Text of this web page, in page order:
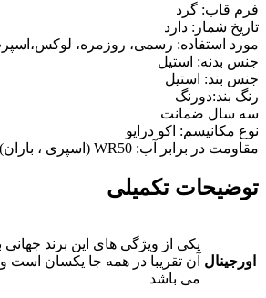
فرم قاب: گرد
تاریخ شمار: دارد
مورد استفاده: رسمی، روزمره،
جنس بدنه: استیل
جنس بند: استیل
رنگ بند:دورنگ
سه سال ضمانت
نوع مکانیسم: اکو درایو
مقاومت در برابر آب: WR50 (اسپری ، باران)
توضیحات تکمیلی
اورجینال
یکی از ویژگی های این برند
آن تقریبا در همه جا یکسان است
می باشد